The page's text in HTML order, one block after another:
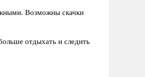
Возможны скачки
отдыхать и следить